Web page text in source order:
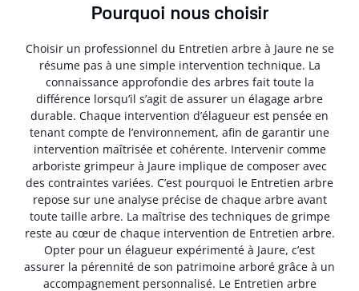
Pourquoi nous choisir
Choisir un professionnel du Entretien arbre à Jaure ne se
résume pas à une simple intervention technique. La
connaissance approfondie des arbres fait toute la
différence lorsqu’il s’agit de assurer un élagage arbre
durable. Chaque intervention d’élagueur est pensée en
tenant compte de l’environnement, afin de garantir une
intervention maîtrisée et cohérente. Intervenir comme
arboriste grimpeur à Jaure implique de composer avec
des contraintes variées. C’est pourquoi le Entretien arbre
repose sur une analyse précise de chaque arbre avant
toute taille arbre. La maîtrise des techniques de grimpe
reste au cœur de chaque intervention de Entretien arbre.
Opter pour un élagueur expérimenté à Jaure, c’est
assurer la pérennité de son patrimoine arboré grâce à un
accompagnement personnalisé. Le Entretien arbre